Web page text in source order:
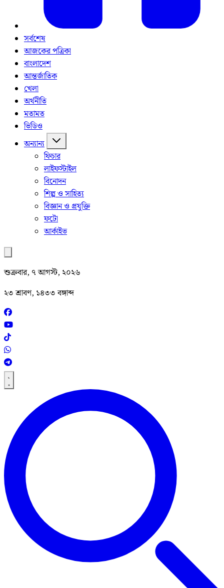
সর্বশেষ
আজকের পত্রিকা
বাংলাদেশ
আন্তর্জাতিক
খেলা
অর্থনীতি
মতামত
ভিডিও
অন্যান্য
ফিচার
লাইফস্টাইল
বিনোদন
শিল্প ও সাহিত্য
বিজ্ঞান ও প্রযুক্তি
ফটো
আর্কাইভ
শুক্রবার, ৭ আগস্ট, ২০২৬
২৩ শ্রাবণ, ১৪৩৩ বঙ্গাব্দ